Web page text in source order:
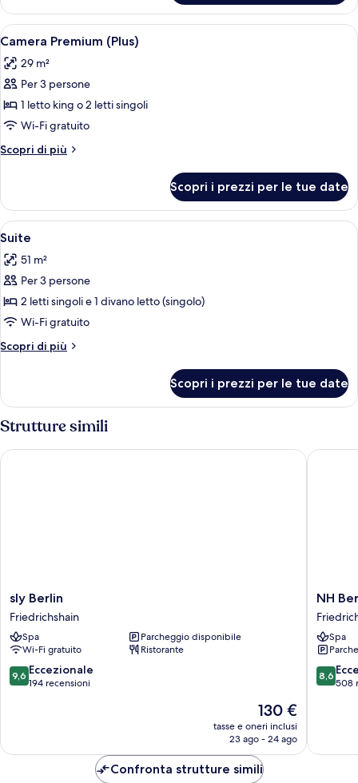
Premium
Apri
tutte
le
foto
per
Camera
Premium
(Plus)
Camera d'albergo con due letti, una
9
Camera Premium (Plus)
29 m²
Per 3 persone
1 letto king o 2 letti singoli
Wi-Fi gratuito
Scopri di più
Altri
Premium
(Plus)
Scopri i prezzi per le tue date
Apri
tutte
le
foto
per
Suite
Una camera d'albergo con un letto,
12
Suite
51 m²
Per 3 persone
2 letti singoli e 1 divano letto (singolo)
Wi-Fi gratuito
Scopri di più
Altri
Scopri i prezzi per le tue date
Strutture simili
sly
Berlin
Friedrichshain
sly Berlin
Friedrichshain
Spa
Parcheggio disponibile
Wi-Fi gratuito
Ristorante
9.6
su
9,6 Eccezionale
194 recensioni
Il
prezzo
attuale
130 €
130 €
tasse e oneri inclusi
23 ago - 24 ago
sly Berlin
NH
Berlin
NH
Spa
8.6
su
8,6
508
NH
Confronta strutture simili